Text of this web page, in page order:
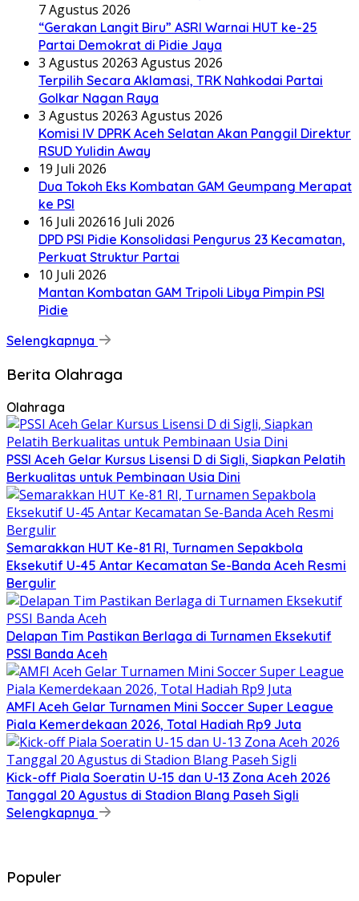
7 Agustus 2026
“Gerakan Langit Biru” ASRI Warnai HUT ke-25
Partai Demokrat di Pidie Jaya
3 Agustus 20263 Agustus 2026
Terpilih Secara Aklamasi, TRK Nahkodai Partai
Golkar Nagan Raya
3 Agustus 20263 Agustus 2026
Komisi IV DPRK Aceh Selatan Akan Panggil Direktur
RSUD Yulidin Away
19 Juli 2026
Dua Tokoh Eks Kombatan GAM Geumpang Merapat
ke PSI
16 Juli 202616 Juli 2026
DPD PSI Pidie Konsolidasi Pengurus 23 Kecamatan,
Perkuat Struktur Partai
10 Juli 2026
Mantan Kombatan GAM Tripoli Libya Pimpin PSI
Pidie
Selengkapnya
Berita Olahraga
Olahraga
PSSI Aceh Gelar Kursus Lisensi D di Sigli, Siapkan Pelatih
Berkualitas untuk Pembinaan Usia Dini
Semarakkan HUT Ke-81 RI, Turnamen Sepakbola
Eksekutif U-45 Antar Kecamatan Se-Banda Aceh Resmi
Bergulir
Delapan Tim Pastikan Berlaga di Turnamen Eksekutif
PSSI Banda Aceh
AMFI Aceh Gelar Turnamen Mini Soccer Super League
Piala Kemerdekaan 2026, Total Hadiah Rp9 Juta
Kick-off Piala Soeratin U-15 dan U-13 Zona Aceh 2026
Tanggal 20 Agustus di Stadion Blang Paseh Sigli
Selengkapnya
Populer